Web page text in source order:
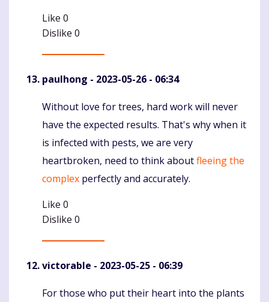
Like 0
Dislike 0
paulhong - 2023-05-26 - 06:34
Komentaras
Without love for trees, hard work will never
have the expected results. That's why when it
is infected with pests, we are very
heartbroken, need to think aboutfleeing the
complex perfectly and accurately.
Like 0
Dislike 0
victorable - 2023-05-25 - 06:39
Komentaras
For those who put their heart into the plants